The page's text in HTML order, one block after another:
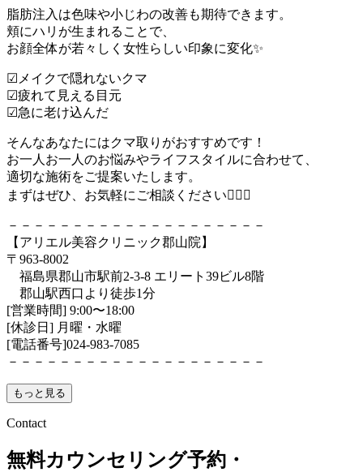
脂肪注入は色味や小じわの改善も期待できます。
頬にハリが生まれることで、
お顔全体が若々しく女性らしい印象に変化✨
☑︎メイクで隠れないクマ
☑︎疲れて見える目元
☑︎急に老け込んだ
そんなあなたにはクマ取りがおすすめです！
お一人お一人のお悩みやライフスタイルに合わせて、
適切な施術をご提案いたします。
まずはぜひ、お気軽にご相談ください🙂‍↕️❕
－－－－－－－－－－－－－－－－－－－－
【アリエル美容クリニック郡山院】
〒963-8002
福島県郡山市駅前2-3-8 エリート39ビル8階
郡山駅西口より徒歩1分
[営業時間] 9:00〜18:00
[休診日] 月曜・水曜
[電話番号]024-983-7085
－－－－－－－－－－－－－－－－－－－－
もっと見る
Contact
無料カウンセリング予約・